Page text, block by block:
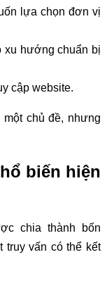
lựa chọn đơn vị
xu hướng chuẩn bị
cập website.
chủ đề, nhưng
biến hiện
chia thành bốn
truy vấn có thể kết